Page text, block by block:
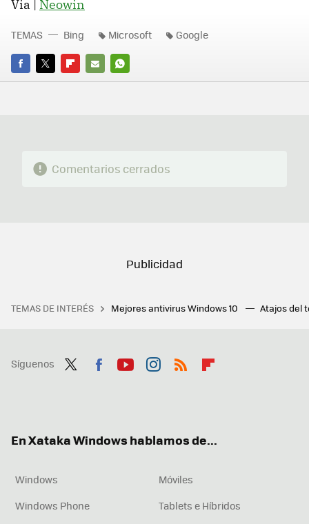
Via | Neowin
FACEBOOK
TWITTERFLIPBOARD
E-
WHATSAPP
TEMAS Bing Microsoft Google
Comentarios cerrados
TEMAS DE INTERÉS Mejores antivirus Windows 10 Atajos del
Síguenos
En Xataka Windows hablamos de...
Windows
Móviles
Windows Phone
Tablets e Híbridos